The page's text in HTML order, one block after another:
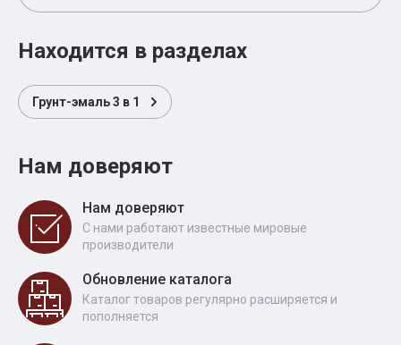
Находится в разделах
Грунт-эмаль 3 в 1
Нам доверяют
Нам доверяют
С нами работают известные мировые
производители
Обновление каталога
Каталог товаров регулярно расширяется и
пополняется